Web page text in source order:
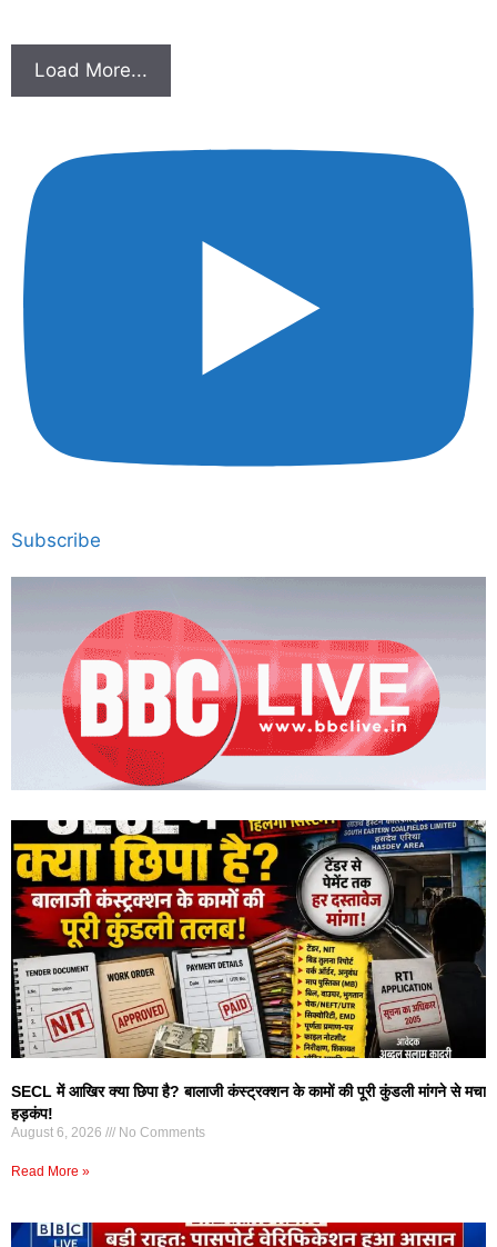
Load More...
Subscribe
SECL में आखिर क्या छिपा है? बालाजी कंस्ट्रक्शन के कामों की पूरी कुंडली मांगने से मचा
हड़कंप!
August 6, 2026 No Comments
Read More »